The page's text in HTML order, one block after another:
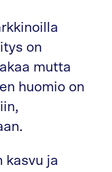
on
mutta
huomio on
kasvu ja